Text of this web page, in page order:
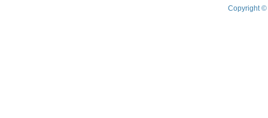
Copyright ©